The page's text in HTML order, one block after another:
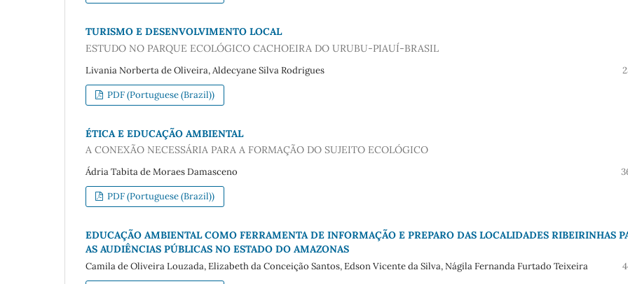
TURISMO E DESENVOLVIMENTO LOCAL
ESTUDO NO PARQUE ECOLÓGICO CACHOEIRA DO URUBU-PIAUÍ-BRASIL
Livania Norberta de Oliveira, Aldecyane Silva Rodrigues
PDF (Portuguese (Brazil))
ÉTICA E EDUCAÇÃO AMBIENTAL
A CONEXÃO NECESSÁRIA PARA A FORMAÇÃO DO SUJEITO ECOLÓGICO
Ádria Tabita de Moraes Damasceno
PDF (Portuguese (Brazil))
EDUCAÇÃO AMBIENTAL COMO FERRAMENTA DE INFORMAÇÃO E PREPARO DAS LOCALIDADES RIBEIRINHAS
AS AUDIÊNCIAS PÚBLICAS NO ESTADO DO AMAZONAS
Camila de Oliveira Louzada, Elizabeth da Conceição Santos, Edson Vicente da Silva, Nágila Fernanda Furtado Teixeira